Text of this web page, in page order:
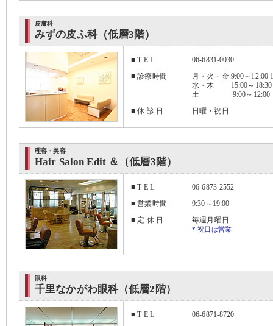
皮膚科
みずの皮ふ科（低層3階）
■ T E L
06-6831-0030
■ 診療時間
月・火・金 9:00～12:00
水・木 15:00～18:30
土 9:00～12:00
■ 休 診 日
日曜・祝日
理容・美容
Hair Salon Edit ＆（低層3階）
■ T E L
06-6873-2552
■ 営業時間
9:30～19:00
■ 定 休 日
毎週月曜日
* 祝日は営業
眼科
千里なかがわ眼科（低層2階）
■ T E L
06-6871-8720